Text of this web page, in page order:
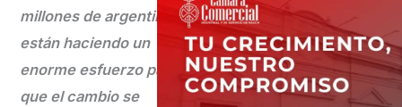
millones de argentinos
están haciendo un
enorme esfuerzo para
que el cambio se